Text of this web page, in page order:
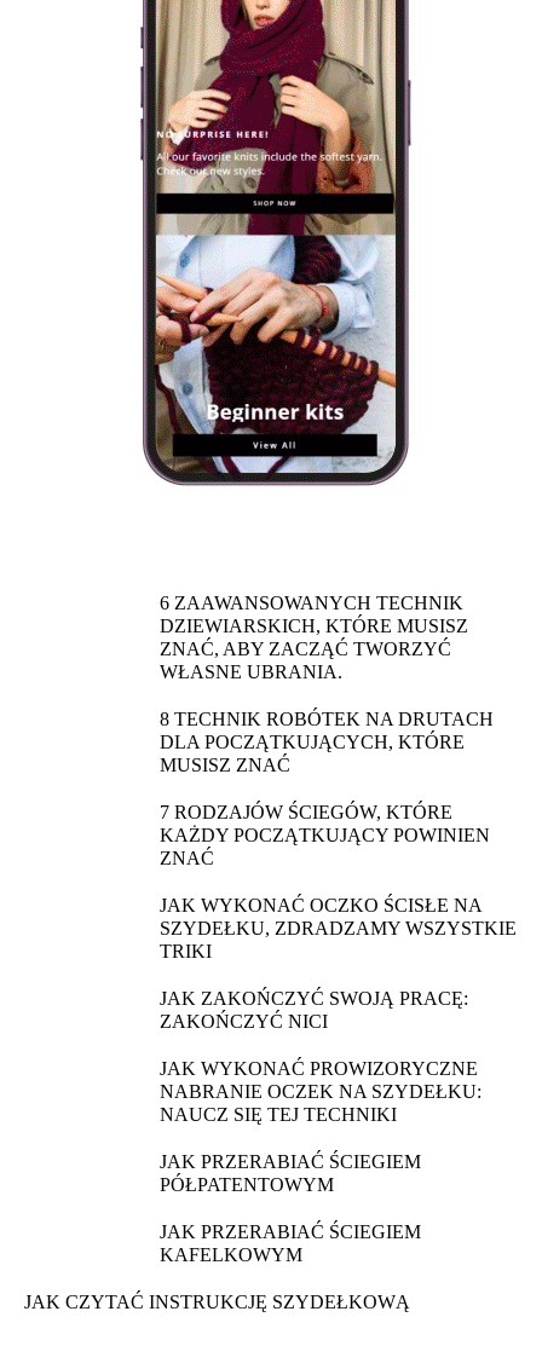
6 ZAAWANSOWANYCH TECHNIK
DZIEWIARSKICH, KTÓRE MUSISZ
ZNAĆ, ABY ZACZĄĆ TWORZYĆ
WŁASNE UBRANIA.
8 TECHNIK ROBÓTEK NA DRUTACH
DLA POCZĄTKUJĄCYCH, KTÓRE
MUSISZ ZNAĆ
7 RODZAJÓW ŚCIEGÓW, KTÓRE
KAŻDY POCZĄTKUJĄCY POWINIEN
ZNAĆ
JAK WYKONAĆ OCZKO ŚCISŁE NA
SZYDEŁKU, ZDRADZAMY WSZYSTKIE
TRIKI
JAK ZAKOŃCZYĆ SWOJĄ PRACĘ:
ZAKOŃCZYĆ NICI
JAK WYKONAĆ PROWIZORYCZNE
NABRANIE OCZEK NA SZYDEŁKU:
NAUCZ SIĘ TEJ TECHNIKI
JAK PRZERABIAĆ ŚCIEGIEM
PÓŁPATENTOWYM
JAK PRZERABIAĆ ŚCIEGIEM
KAFELKOWYM
JAK CZYTAĆ INSTRUKCJĘ SZYDEŁKOWĄ